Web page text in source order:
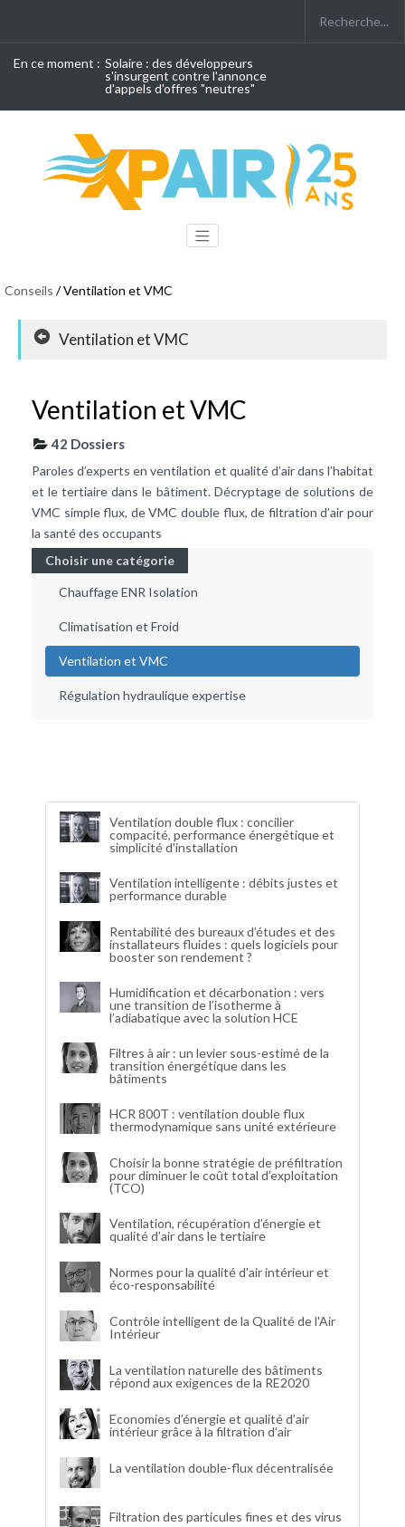
En ce moment : Solaire : des développeurs
s'insurgent contre l'annonce
d'appels d'offres "neutres"
Conseils / Ventilation et VMC
Ventilation et VMC
Ventilation et VMC
42 Dossiers
Paroles d’experts en ventilation et qualité d’air dans l’habitat
et le tertiaire dans le bâtiment. Décryptage de solutions de
VMC simple flux, de VMC double flux, de filtration d’air pour
la santé des occupants
Choisir une catégorie
Chauffage ENR Isolation
Climatisation et Froid
Ventilation et VMC
Régulation hydraulique expertise
Ventilation double flux : concilier
compacité, performance énergétique et
simplicité d'installation
Ventilation intelligente : débits justes et
performance durable
Rentabilité des bureaux d’études et des
installateurs fluides : quels logiciels pour
booster son rendement ?
Humidification et décarbonation : vers
une transition de l’isotherme à
l’adiabatique avec la solution HCE
Filtres à air : un levier sous-estimé de la
transition énergétique dans les
bâtiments
HCR 800T : ventilation double flux
thermodynamique sans unité extérieure
Choisir la bonne stratégie de préfiltration
pour diminuer le coût total d’exploitation
(TCO)
Ventilation, récupération d’énergie et
qualité d’air dans le tertiaire
Normes pour la qualité d'air intérieur et
éco-responsabilité
Contrôle intelligent de la Qualité de l'Air
Intérieur
La ventilation naturelle des bâtiments
répond aux exigences de la RE2020
Economies d’énergie et qualité d’air
intérieur grâce à la filtration d’air
La ventilation double-flux décentralisée
Filtration des particules fines et des virus